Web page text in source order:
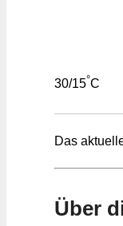
30/15°C
Das
Über